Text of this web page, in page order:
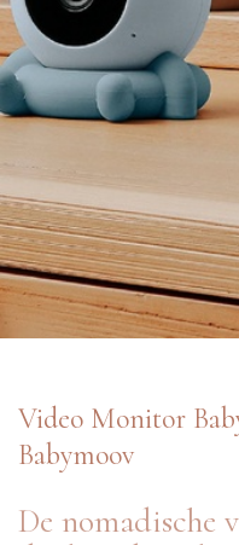
Video Monitor
Babymoov
De nomadische